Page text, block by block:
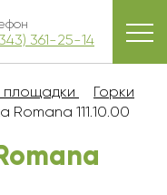
361-25-14
площадки
Горки
Romana 111.10.00